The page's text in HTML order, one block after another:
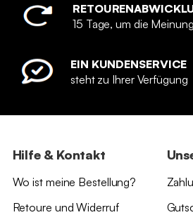
15 Tage, um die
EIN KUNDENSERVICE
steht zu Ihrer Verfügung
Hilfe & Kontakt
Wo ist meine Bestellung?
Retoure und Widerruf